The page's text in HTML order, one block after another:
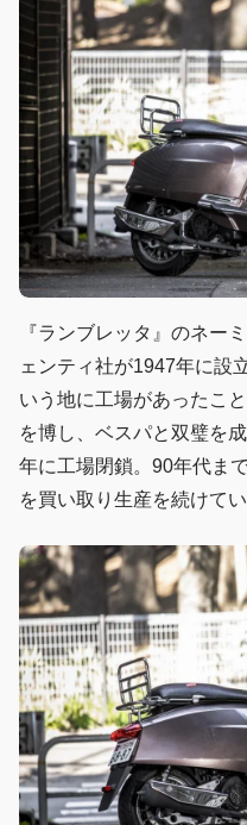
『ランブレッタ』のネー
ェンティ社が1947年に設
いう地に工場があったこ
を博し、ベスパと双璧を
年に工場閉鎖。90年代ま
を買い取り生産を続けてい